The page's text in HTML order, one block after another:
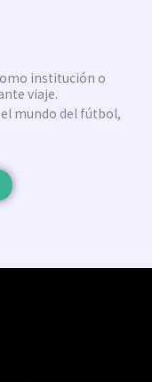
institución o
viaje.
mundo del fútbol,